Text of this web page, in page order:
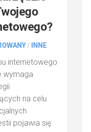
/ INNE
internetowego
wymaga
na celu
pojawia się